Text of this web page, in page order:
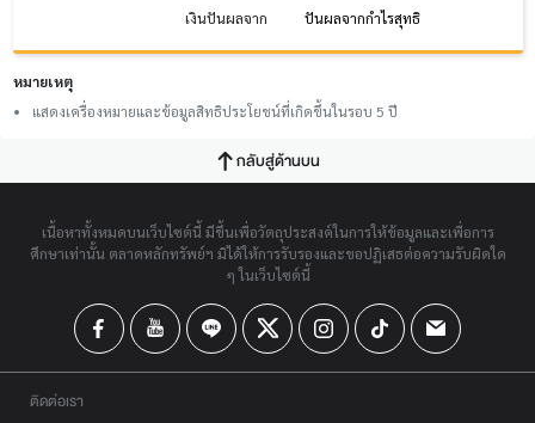
เงินปันผลจาก
ปันผลจากกำไรสุทธิ
หมายเหตุ
แสดงเครื่องหมายและข้อมูลสิทธิประโยชน์ที่เกิดขึ้นในรอบ 5 ปี
กลับสู่ด้านบน
เนื้อหาทั้งหมดบนเว็บไซต์นี้ มีขึ้นเพื่อวัตถุประสงค์ในการให้ข้อมูลและเพื่อการ
ศึกษาเท่านั้น ตลาดหลักทรัพย์ฯ มิได้ให้การรับรองและขอปฏิเสธต่อความรับผิดใด
ๆ ในเว็บไซต์นี้
ติดต่อเรา